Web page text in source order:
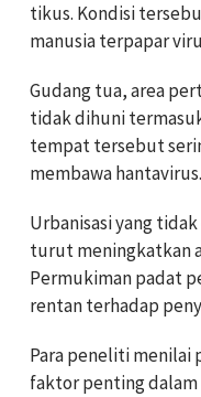
tikus. Kondisi
manusia terpapar
Gudang tua, area
tidak dihuni
tempat tersebut
membawa hantavirus.
Urbanisasi yang
turut meningkatkan
Permukiman padat
rentan terhadap
Para peneliti menilai
faktor penting dalam